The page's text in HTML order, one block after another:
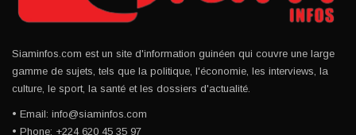
Siaminfos.com est un site d'information guinéen qui couvre une large
gamme de sujets, tels que la politique, l'économie, les interviews, la
culture, le sport, la santé et les dossiers d'actualité.
• Email: info@siaminfos.com
• Phone: +224 620 45 35 97